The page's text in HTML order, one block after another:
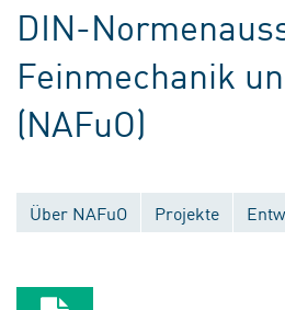
DIN-
Feinmechanik
(NAFuO)
Über NAFuO Projekte